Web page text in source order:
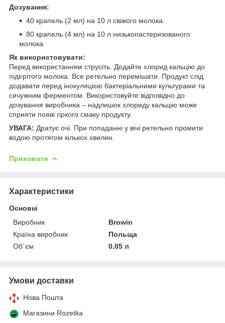
Дозування:
40 крапель (2 мл) на 10 л свіжого молока.
80 крапель (4 мл) на 10 л низькопастеризованого
молока
Як використовувати:
Перед використанням струсіть. Додайте хлорид кальцію до
підігрітого молока. Все ретельно перемішати. Продукт слід
додавати перед інокуляцією бактеріальними культурами та
сичужним ферментом. Використовуйте відповідно до
дозування виробника – надлишок хлориду кальцію може
сприяти появі гіркого смаку продукту.
УВАГА: Дратує очі. При попаданні у вічі ретельно промити
водою протягом кількох хвилин.
Приховати
Характеристики
Основні
Виробник
Browin
Країна виробник
Польща
Об`єм
0.05 л
Умови доставки
Нова Пошта
Магазини Rozetka